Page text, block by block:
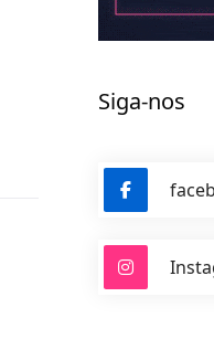
Siga-nos